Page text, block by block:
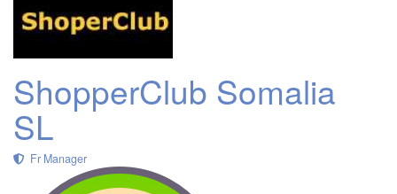
ShopperClub Somalia
SL
Fr Manager